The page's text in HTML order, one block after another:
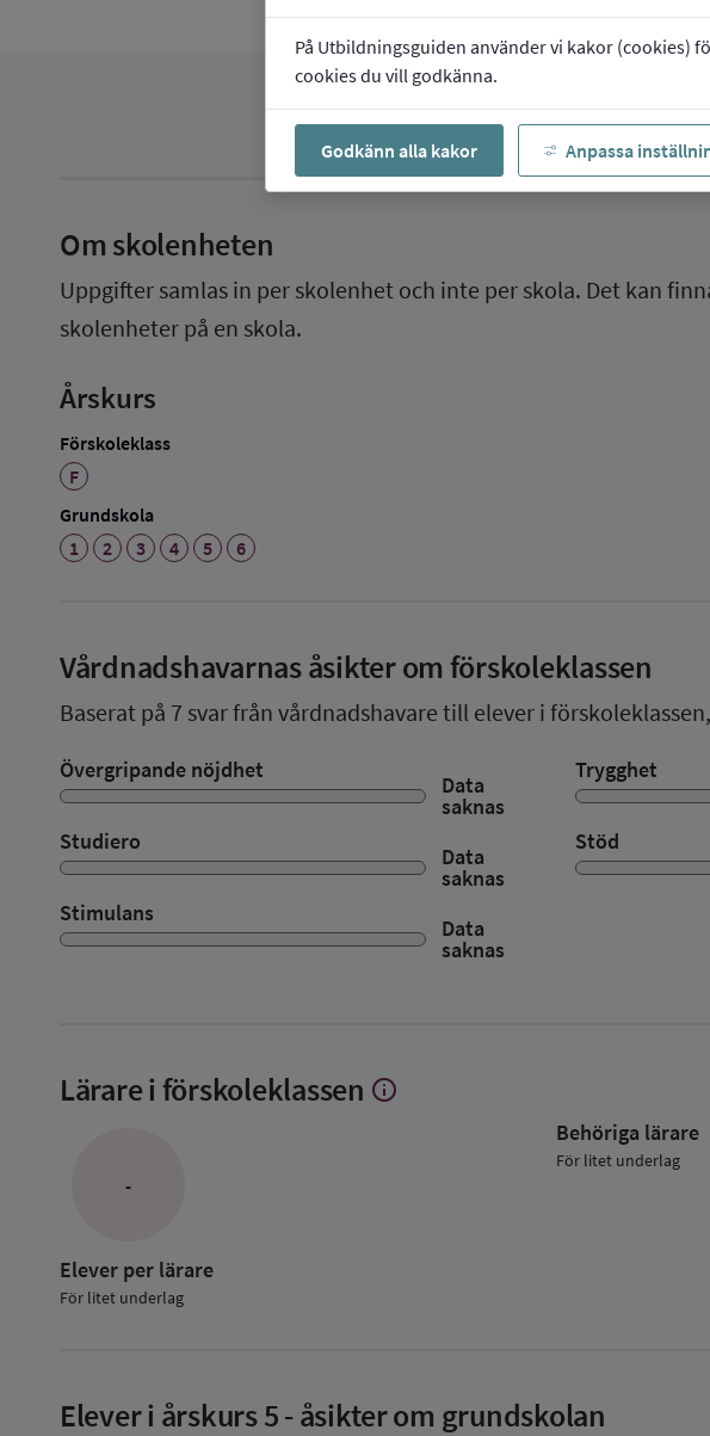
På Utbildningsguiden använder vi kakor (cookies)
cookies du vill godkänna.
Godkänn alla kakor Anpassa
Om skolenheten
Uppgifter samlas in per skolenhet och inte per skola. Det kan
skolenheter på en skola.
Årskurs
Förskoleklass
F
Grundskola
1
2 3 4 5 6
Vårdnadshavarnas åsikter om förskoleklassen
Baserat på 7 svar från vårdnadshavare till elever i förskoleklassen,
Övergripande nöjdhet
Data
saknas
Trygghet
Studiero
Data
saknas
Stöd
Stimulans
Data
saknas
Lärare i förskoleklassen Visa
info
-
Elever per lärare
För litet underlag
Behöriga lärare
För litet underlag
Elever i årskurs 5- åsikter om grundskolan